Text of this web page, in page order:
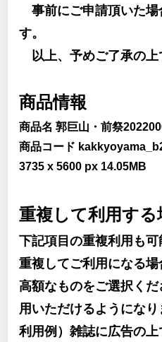
事前にご申請頂いた場
す。
以上、予めご了承の上
商品情報
商品名 郭巨山・前祭
商品コード
3735 x 5600 px 14.05MB
重複して利用する
下記項目の重複利用も可
重複してご利用になる
高額なものをご選択く
用いただけるようになり
利用例）雑誌に広告の